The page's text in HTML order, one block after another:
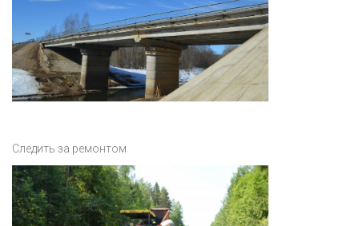
Следить за ремонтом